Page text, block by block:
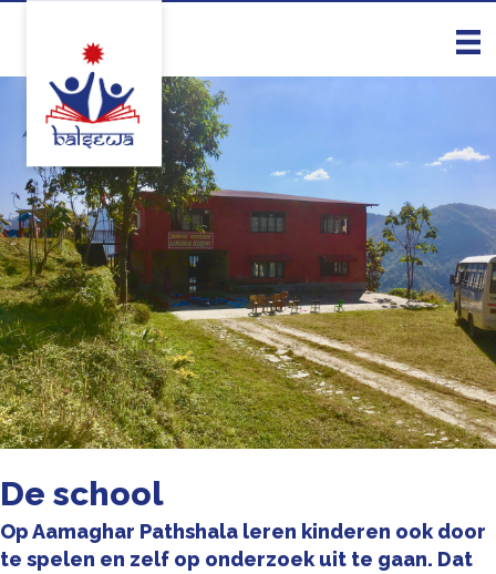
De school
Op Aamaghar Pathshala leren kinderen ook door
te spelen en zelf op onderzoek uit te gaan. Dat